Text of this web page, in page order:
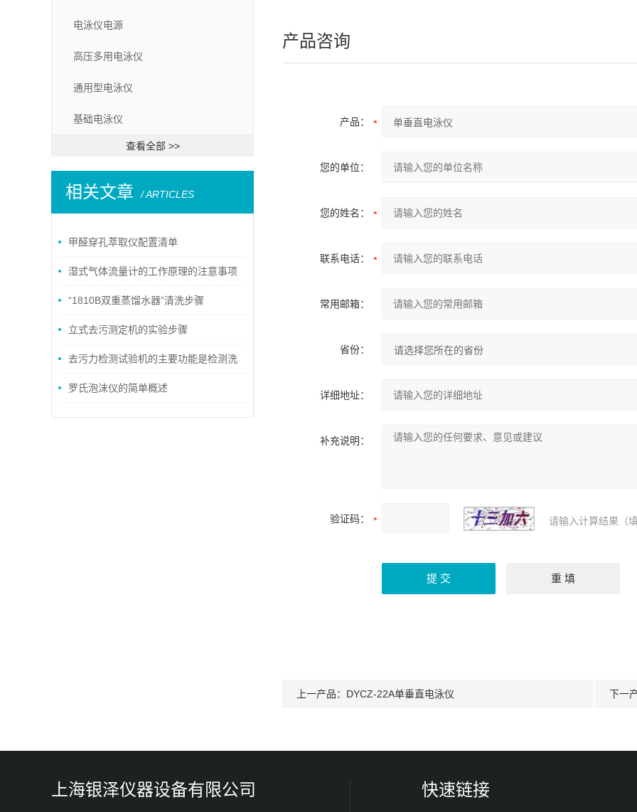
电泳仪电源
高压多用电泳仪
通用型电泳仪
基础电泳仪
查看全部 >>
相关文章 / ARTICLES
甲醛穿孔萃取仪配置清单
湿式气体流量计的工作原理的注意事项
“1810B双重蒸馏水器”清洗步骤
立式去污测定机的实验步骤
去污力检测试验机的主要功能是检测洗
涤产品的去污能力
罗氏泡沫仪的简单概述
产品咨询
产品：
您的单位：
您的姓名：
联系电话：
常用邮箱：
省份：
详细地址：
补充说明：
验证码： 请输入计算结果（
上一产品： DYCZ-22A单垂直电泳仪 下一
上海银泽仪器设备有限公司 快速链接